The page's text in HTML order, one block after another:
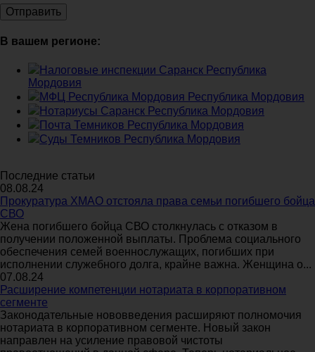
В вашем регионе:
Налоговые инспекции Саранск Республика
Мордовия
МФЦ Республика Мордовия Республика Мордовия
Нотариусы Саранск Республика Мордовия
Почта Темников Республика Мордовия
Суды Темников Республика Мордовия
Последние статьи
08.08.24
Прокуратура ХМАО отстояла права семьи погибшего бойца
СВО
Жена погибшего бойца СВО столкнулась с отказом в
получении положенной выплаты. Проблема социального
обеспечения семей военнослужащих, погибших при
исполнении служебного долга, крайне важна. Женщина о...
07.08.24
Расширение компетенции нотариата в корпоративном
сегменте
Законодательные нововведения расширяют полномочия
нотариата в корпоративном сегменте. Новый закон
направлен на усиление правовой чистоты